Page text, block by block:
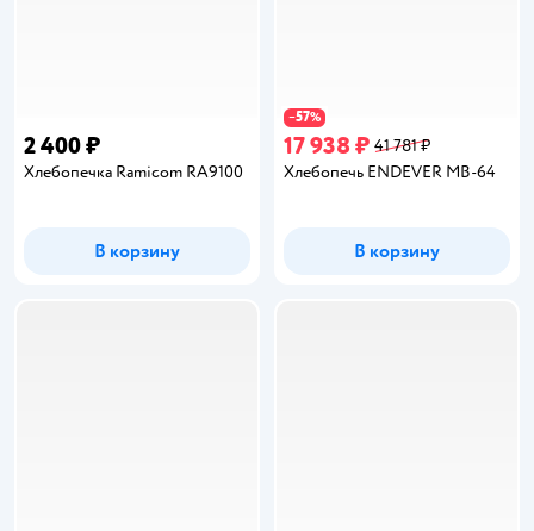
2 400 ₽
Хлебопечка Ramicom RA9100
В корзину
−57%
17 938 ₽ 41 781 ₽
Хлебопечь ENDEVER MB-64
В корзину